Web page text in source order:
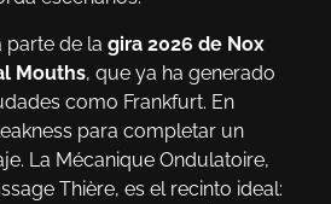
parte de la gira 2026 de Nox
Mouths, que ya ha generado
como Frankfurt. En
para completar un
La Mécanique Ondulatoire,
Thière, es el recinto ideal: